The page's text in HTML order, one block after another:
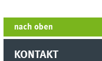
nach oben
KONTAKT